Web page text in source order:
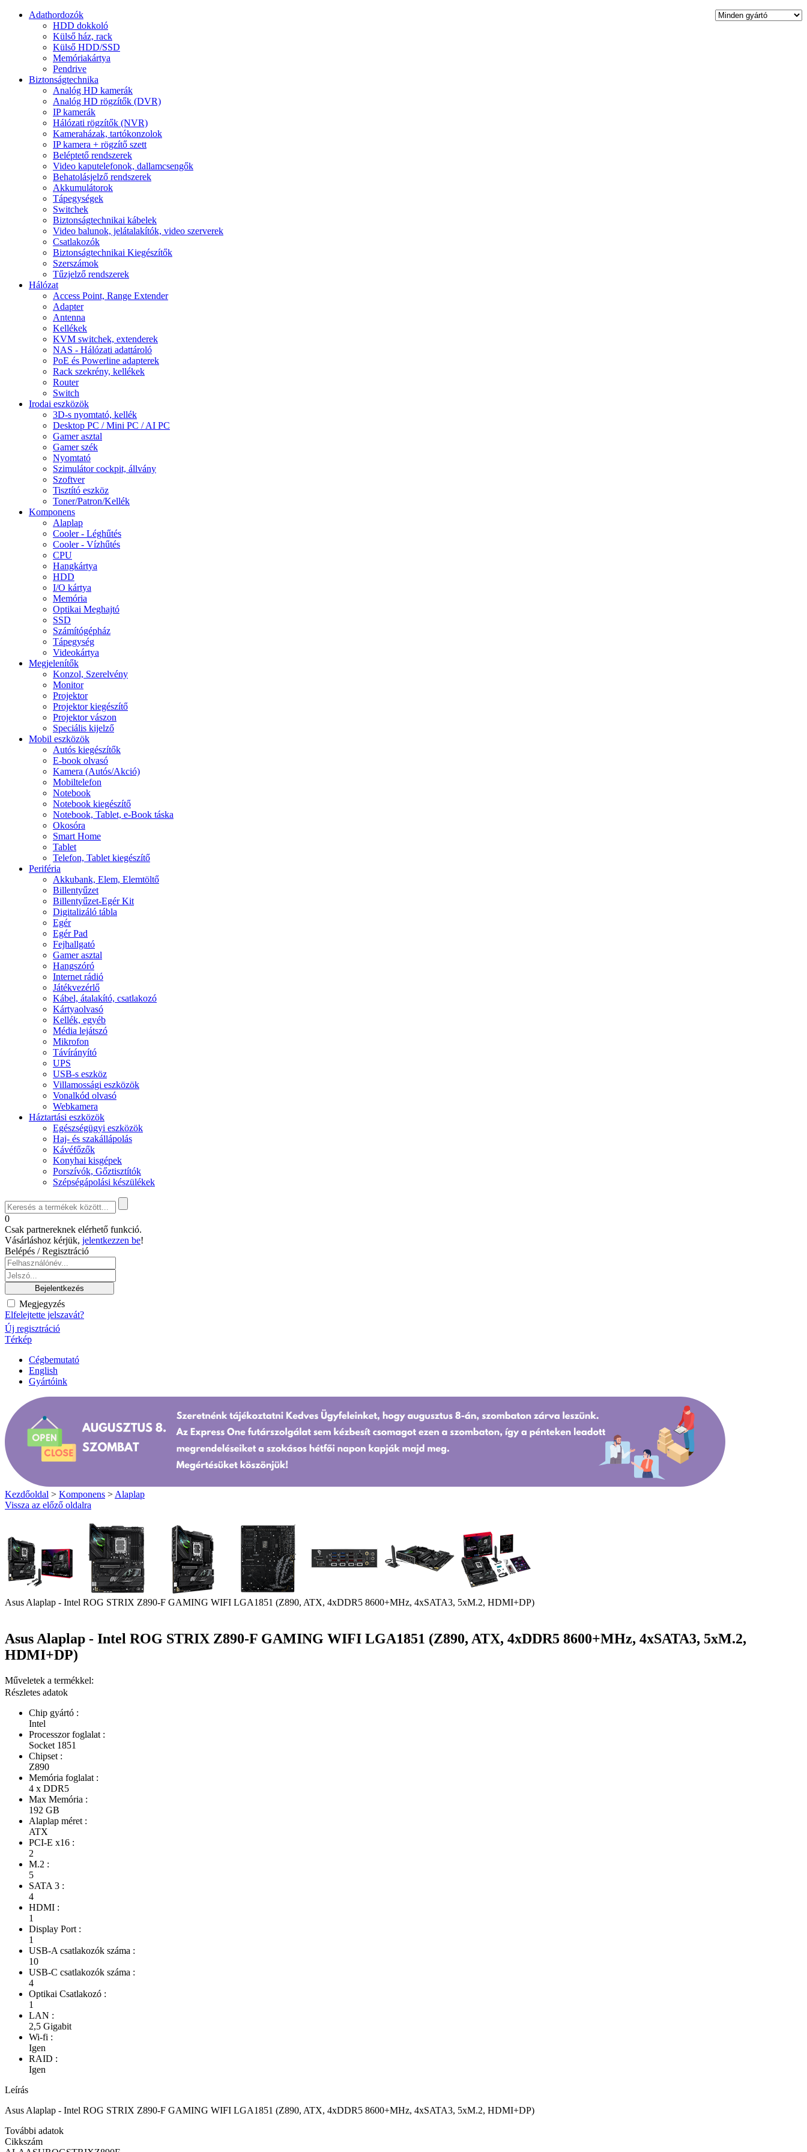
Adathordozók
HDD dokkoló
Külső ház, rack
Külső HDD/SSD
Memóriakártya
Pendrive
Biztonságtechnika
Analóg HD kamerák
Analóg HD rögzítők (DVR)
IP kamerák
Hálózati rögzítők (NVR)
Kameraházak, tartókonzolok
IP kamera + rögzítő szett
Beléptető rendszerek
Video kaputelefonok, dallamcsengők
Behatolásjelző rendszerek
Akkumulátorok
Tápegységek
Switchek
Biztonságtechnikai kábelek
Video balunok, jelátalakítók, video szerverek
Csatlakozók
Biztonságtechnikai Kiegészítők
Szerszámok
Tűzjelző rendszerek
Hálózat
Access Point, Range Extender
Adapter
Antenna
Kellékek
KVM switchek, extenderek
NAS - Hálózati adattároló
PoE és Powerline adapterek
Rack szekrény, kellékek
Router
Switch
Irodai eszközök
3D-s nyomtató, kellék
Desktop PC / Mini PC / AI PC
Gamer asztal
Gamer szék
Nyomtató
Szimulátor cockpit, állvány
Szoftver
Tisztító eszköz
Toner/Patron/Kellék
Komponens
Alaplap
Cooler - Léghűtés
Cooler - Vízhűtés
CPU
Hangkártya
HDD
I/O kártya
Memória
Optikai Meghajtó
SSD
Számítógépház
Tápegység
Videokártya
Megjelenítők
Konzol, Szerelvény
Monitor
Projektor
Projektor kiegészítő
Projektor vászon
Speciális kijelző
Mobil eszközök
Autós kiegészítők
E-book olvasó
Kamera (Autós/Akció)
Mobiltelefon
Notebook
Notebook kiegészítő
Notebook, Tablet, e-Book táska
Okosóra
Smart Home
Tablet
Telefon, Tablet kiegészítő
Periféria
Akkubank, Elem, Elemtöltő
Billentyűzet
Billentyűzet-Egér Kit
Digitalizáló tábla
Egér
Egér Pad
Fejhallgató
Gamer asztal
Hangszóró
Internet rádió
Játékvezérlő
Kábel, átalakító, csatlakozó
Kártyaolvasó
Kellék, egyéb
Média lejátszó
Mikrofon
Távírányító
UPS
USB-s eszköz
Villamossági eszközök
Vonalkód olvasó
Webkamera
Háztartási eszközök
Egészségügyi eszközök
Haj- és szakállápolás
Kávéfőzők
Konyhai kisgépek
Porszívók, Gőztisztítók
Szépségápolási készülékek
0
Csak partnereknek elérhető funkció.
Vásárláshoz kérjük, jelentkezzen be!
Belépés / Regisztráció
Megjegyzés
Elfelejtette jelszavát?
Új regisztráció
Térkép
Cégbemutató
English
Gyártóink
Kezdőoldal > Komponens > Alaplap
Vissza az előző oldalra
Asus Alaplap - Intel ROG STRIX Z890-F GAMING WIFI LGA1851 (Z890, ATX, 4xDDR5 8600+MHz, 4xSATA3, 5xM.2, HDMI+DP)
Asus Alaplap - Intel ROG STRIX Z890-F GAMING WIFI LGA1851 (Z890, ATX, 4xDDR5 8600+MHz, 4xSATA3, 5xM.2,
HDMI+DP)
Műveletek a termékkel:
Részletes adatok
Chip gyártó :
Intel
Processzor foglalat :
Socket 1851
Chipset :
Z890
Memória foglalat :
4 x DDR5
Max Memória :
192 GB
Alaplap méret :
ATX
PCI-E x16 :
2
M.2 :
5
SATA 3 :
4
HDMI :
1
Display Port :
1
USB-A csatlakozók száma :
10
USB-C csatlakozók száma :
4
Optikai Csatlakozó :
1
LAN :
2,5 Gigabit
Wi-fi :
Igen
RAID :
Igen
Leírás
Asus Alaplap - Intel ROG STRIX Z890-F GAMING WIFI LGA1851 (Z890, ATX, 4xDDR5 8600+MHz, 4xSATA3, 5xM.2, HDMI+DP)
További adatok
Cikkszám